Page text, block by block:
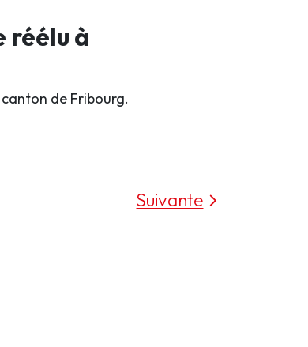
réélu à
canton de Fribourg.
Suivante